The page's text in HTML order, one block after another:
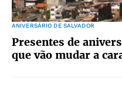
ANIVERSÁRIO DE SALVADOR
Presentes de
que vão mudar a